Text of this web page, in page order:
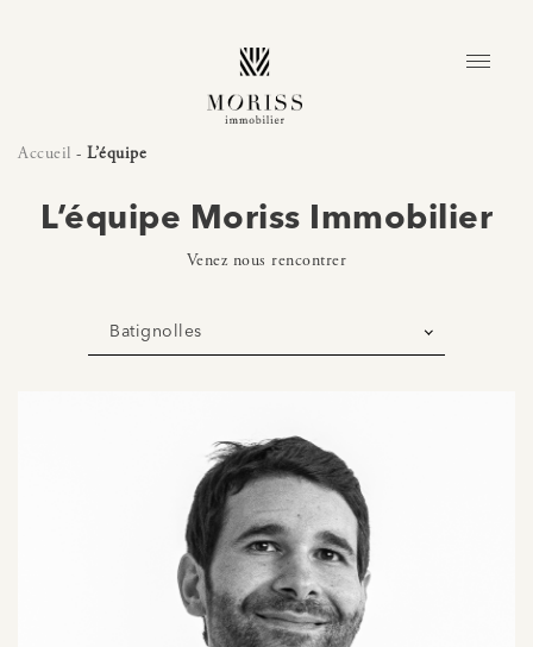
Accueil - L’équipe
L’équipe Moriss Immobilier
Venez nous rencontrer
Batignolles